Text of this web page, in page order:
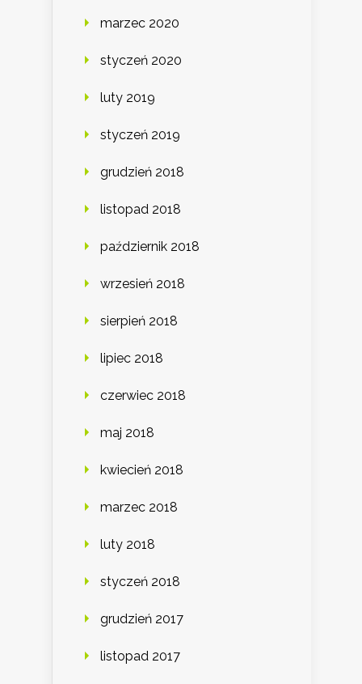
marzec 2020
styczeń 2020
luty 2019
styczeń 2019
grudzień 2018
listopad 2018
październik 2018
wrzesień 2018
sierpień 2018
lipiec 2018
czerwiec 2018
maj 2018
kwiecień 2018
marzec 2018
luty 2018
styczeń 2018
grudzień 2017
listopad 2017